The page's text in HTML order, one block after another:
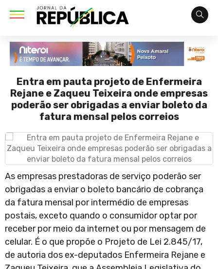
Entra em pauta projeto de Enfermeira
Rejane e Zaqueu Teixeira onde empresas
poderão ser obrigadas a enviar boleto da
fatura mensal pelos correios
As empresas prestadoras de serviço poderão ser
obrigadas a enviar o boleto bancário de cobrança
da fatura mensal por intermédio de empresas
postais, exceto quando o consumidor optar por
receber por meio da internet ou por mensagem de
celular. É o que propõe o Projeto de Lei 2.845/17,
de autoria dos ex-deputados Enfermeira Rejane e